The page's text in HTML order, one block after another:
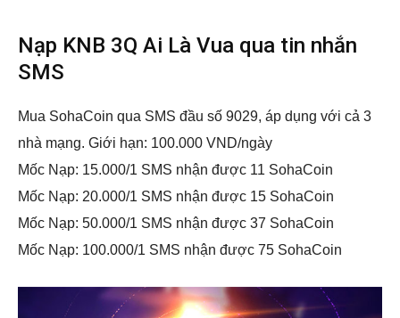
Nạp KNB 3Q Ai Là Vua qua tin nhắn
SMS
Mua SohaCoin qua SMS đầu số 9029, áp dụng với cả 3
nhà mạng. Giới hạn: 100.000 VND/ngày
Mốc Nạp: 15.000/1 SMS nhận được 11 SohaCoin
Mốc Nạp: 20.000/1 SMS nhận được 15 SohaCoin
Mốc Nạp: 50.000/1 SMS nhận được 37 SohaCoin
Mốc Nạp: 100.000/1 SMS nhận được 75 SohaCoin